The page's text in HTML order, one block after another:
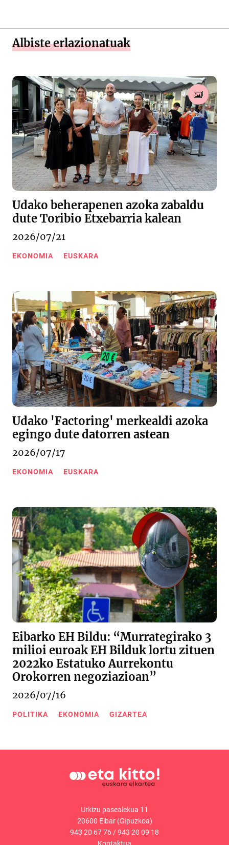
Albiste erlazionatuak
Udako beherapenen azoka zabaldu
dute Toribio Etxebarria kalean
2026/07/21
EKONOMIA EUSKARA
Udako 'Factoring' merkealdi azoka
egingo dute datorren astean
2026/07/17
EKONOMIA EUSKARA
Eibarko EH Bildu: “Murrategirako 3
milioi euroak EH Bilduk lortu zituen
2022ko Estatuko Aurrekontu
Orokorren negoziazioan”
2026/07/16
POLITIKA EKONOMIA GIZARTEA
Urkizu pasealekua 11
20600 Eibar (Gipuzkoa)
943 20 67 76/943 20 09 18